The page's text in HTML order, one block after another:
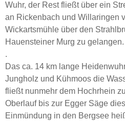
Wuhr, der Rest fließt über ein
an Rickenbach und Willaringen
Wickartsmühle über den
Hauensteiner Murg zu gelangen.
.
Das ca. 14 km lange
Jungholz und Kühmoos die
fließt nunmehr dem Hochrhein
Oberlauf bis zur Egger Säge
Einmündung in den Bergsee